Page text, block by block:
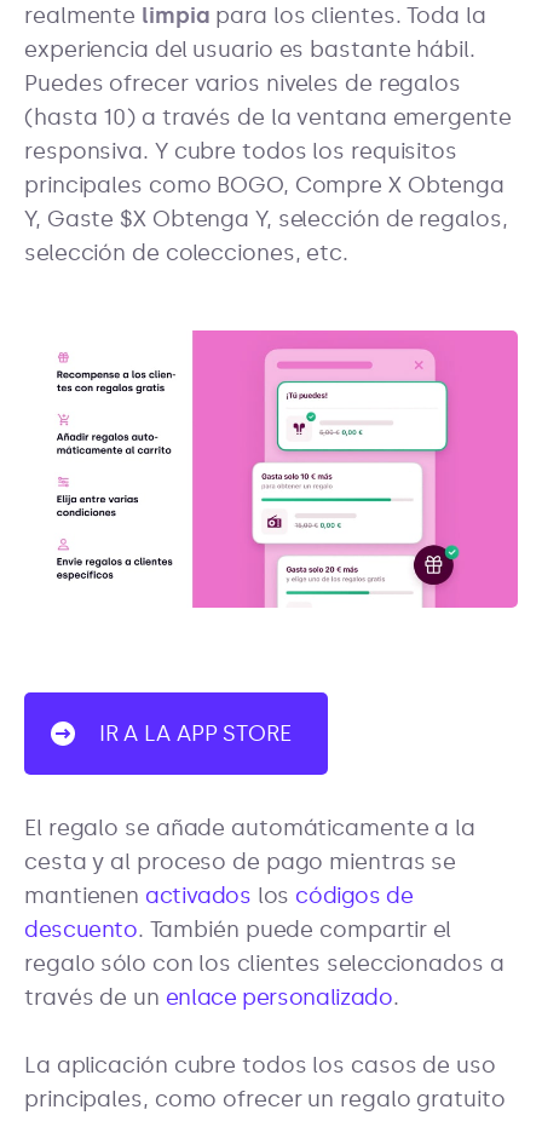
realmente limpia para los clientes. Toda la
experiencia del usuario es bastante hábil.
Puedes ofrecer varios niveles de regalos
(hasta 10) a través de la ventana emergente
responsiva. Y cubre todos los requisitos
principales como BOGO, Compre X Obtenga
Y, Gaste $X Obtenga Y, selección de regalos,
selección de colecciones, etc.
IR A LA APP STORE
El regalo se añade automáticamente a la
cesta y al proceso de pago mientras se
mantienen activados los códigos de
descuento. También puede compartir el
regalo sólo con los clientes seleccionados a
través de un enlace personalizado.
La aplicación cubre todos los casos de uso
principales, como ofrecer un regalo gratuito